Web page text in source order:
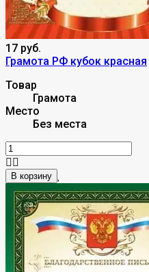
17 руб.
Грамота РФ кубок красная
Товар
Грамота
Место
Без места
В корзину